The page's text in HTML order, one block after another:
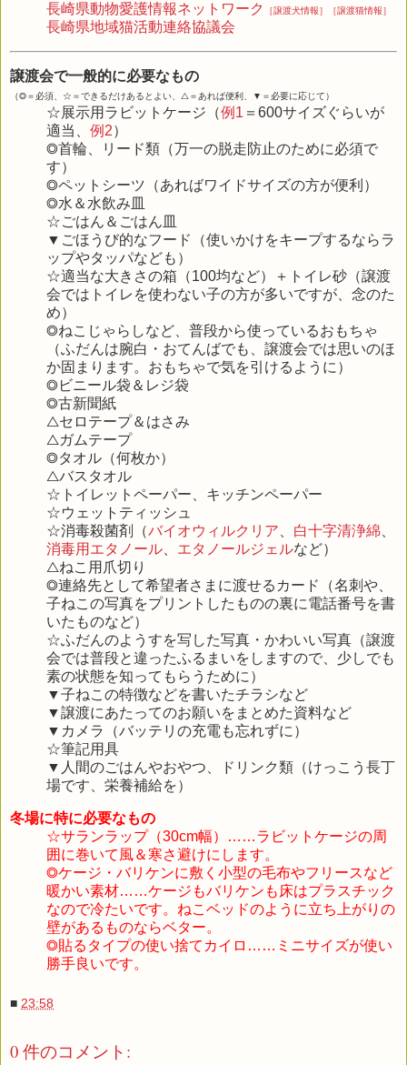
長崎県動物愛護情報ネットワーク ［譲渡犬情報］ ［譲渡猫情報］
長崎県地域猫活動連絡協議会
譲渡会で一般的に必要なもの
（◎＝必須、☆＝できるだけあるとよい、△＝あれば便利、▼＝必要に応じて）
☆展示用ラビットケージ（例1 ＝600サイズぐらいが
適当、 例2）
◎首輪、リード類（万一の脱走防止のために必須で
す）
◎ペットシーツ（あればワイドサイズの方が便利）
◎水＆水飲み皿
☆ごはん＆ごはん皿
▼ごほうび的なフード（使いかけをキープするならラ
ップやタッパなども）
☆適当な大きさの箱（100均など）＋トイレ砂（譲渡
会ではトイレを使わない子の方が多いですが、念のた
め）
◎ねこじゃらしなど、普段から使っているおもちゃ
（ふだんは腕白・おてんばでも、譲渡会では思いのほ
か固まります。おもちゃで気を引けるように）
◎ビニール袋＆レジ袋
◎古新聞紙
△セロテープ＆はさみ
△ガムテープ
◎タオル（何枚か）
△バスタオル
☆トイレットペーパー、キッチンペーパー
☆ウェットティッシュ
☆消毒殺菌剤（バイオウィルクリア 白十字清浄綿
消毒用エタノール
エタノールジェルなど）
△ねこ用爪切り
◎連絡先として希望者さまに渡せるカード（名刺や、
子ねこの写真をプリントしたものの裏に電話番号を書
いたものなど）
☆ふだんのようすを写した写真・かわいい写真（譲渡
会では普段と違ったふるまいをしますので、少しでも
素の状態を知ってもらうために）
▼子ねこの特徴などを書いたチラシなど
▼譲渡にあたってのお願いをまとめた資料など
▼カメラ（バッテリの充電も忘れずに）
☆筆記用具
▼人間のごはんやおやつ、ドリンク類（けっこう長丁
場です、栄養補給を）
冬場に特に必要なもの
☆サランラップ（30cm幅）……ラビットケージの周
囲に巻いて風＆寒さ避けにします。
◎ケージ・バリケンに敷く小型の毛布やフリースなど
暖かい素材……ケージもバリケンも床はプラスチック
なので冷たいです。ねこベッドのように立ち上がりの
壁があるものならベター。
◎貼るタイプの使い捨てカイロ……ミニサイズが使い
勝手良いです。
■ 23:58
0 件のコメント: